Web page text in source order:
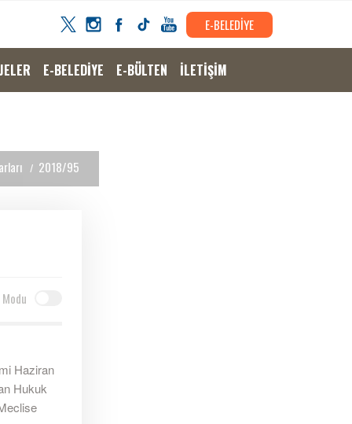
E-BELEDİYE
E-BELEDİYE E-BÜLTEN İLETİŞİM
2018/95
Haziran
Hukuk